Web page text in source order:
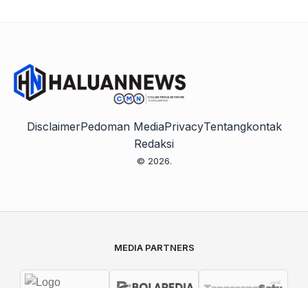
DisclaimerPedoman MediaPrivacyTentangkontak
Redaksi
© 2026.
MEDIA PARTNERS